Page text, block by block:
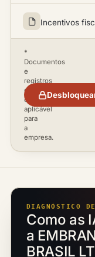
Incentivos
*
Documentos
e
registros
disponíveis
conforme
aplicável
para
a
empresa.
DIAGNÓSTICO
Como as
a
BRASIL